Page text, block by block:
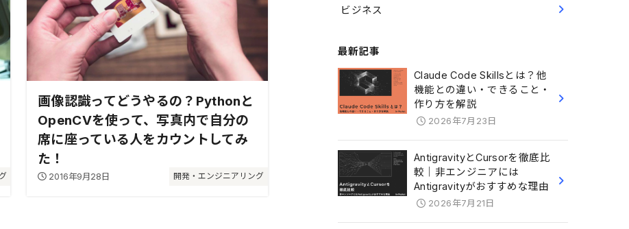
開発・エンジニアリング
画像認識ってどうやるの？Pythonと
OpenCVを使って、写真内で自分の
席に座っている人をカウントしてみ
た！
2016年9月28日
ビジネス
最新記事
Claude Code Skillsとは？他
機能との違い・できること・
作り方を解説
2026年7月23日
AntigravityとCursorを徹底比
較｜非エンジニアには
Antigravityがおすすめな理由
2026年7月21日